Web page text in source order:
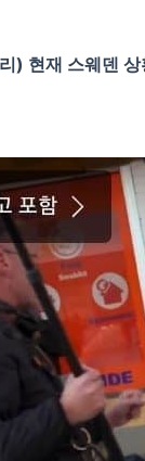
) 현재 스웨덴 상